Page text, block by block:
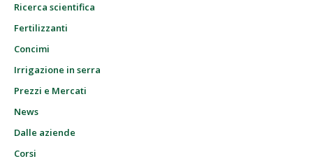
Ricerca scientifica
Fertilizzanti
Concimi
Irrigazione in serra
Prezzi e Mercati
News
Dalle aziende
Corsi